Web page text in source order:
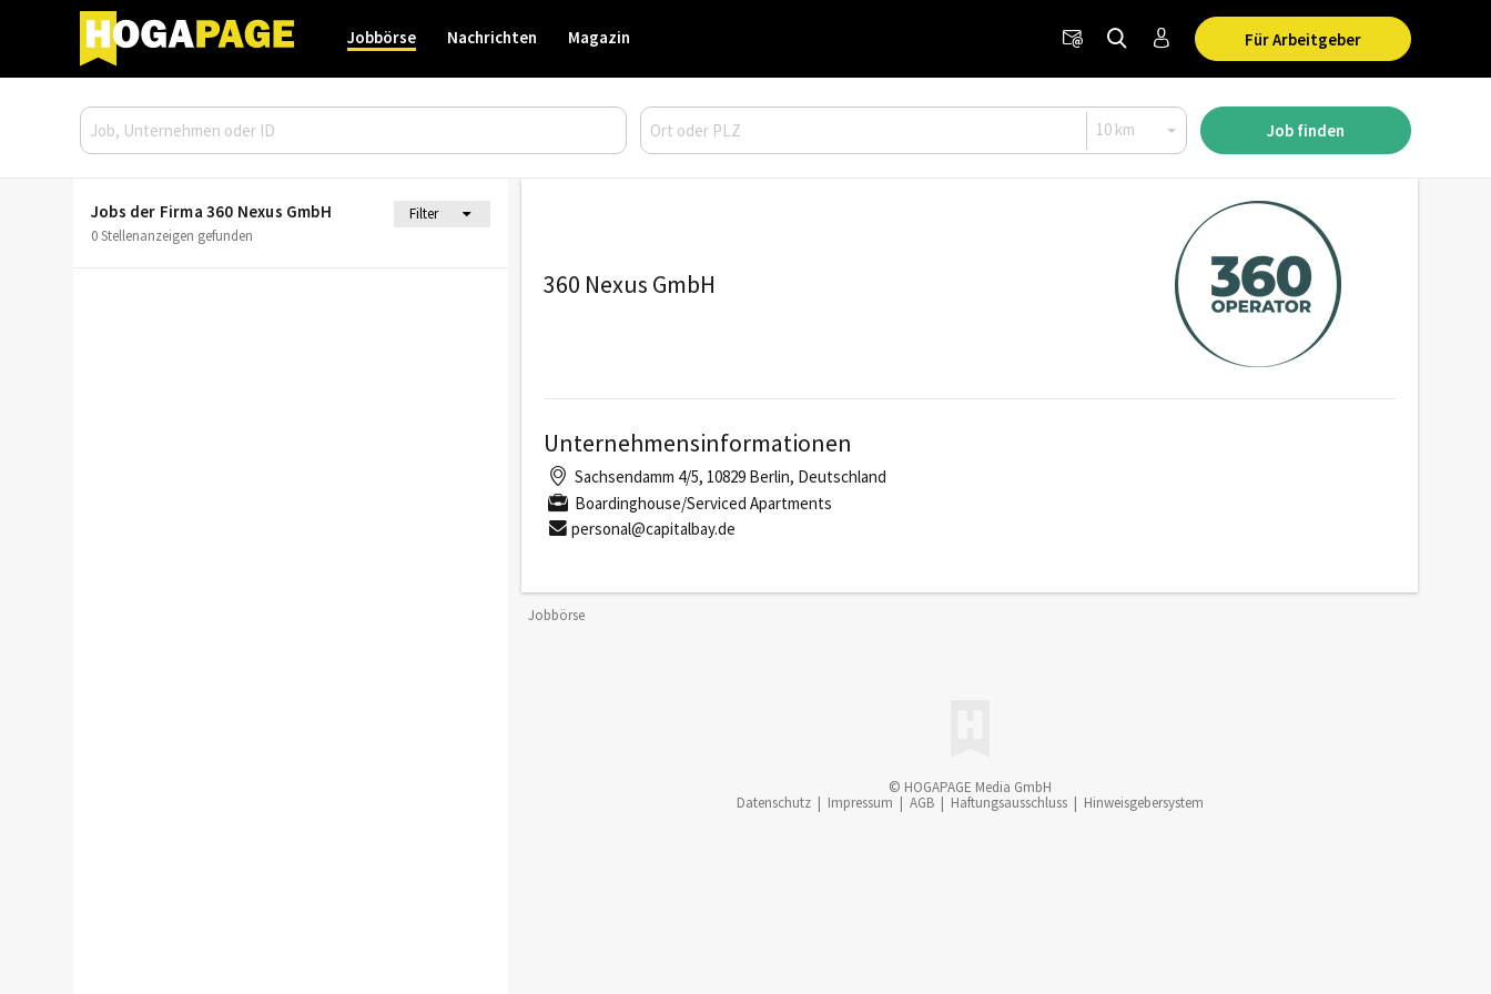
Für Arbeitgeber
Jobbörse Nachrichten Magazin
Job finden
Jobs der Firma 360 Nexus GmbH
Filter
0 Stellenanzeigen gefunden
360 Nexus GmbH
Unternehmensinformationen
Sachsendamm 4/5, 10829 Berlin, Deutschland
Boardinghouse/Serviced Apartments
personal@capitalbay.de
Jobbörse
© HOGAPAGE Media GmbH
Datenschutz
Impressum AGB Haftungsausschluss Hinweisgebersystem